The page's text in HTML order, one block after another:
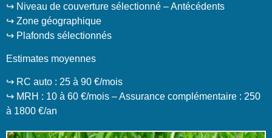
↪️ Niveau de couverture sélectionné – Antécédents
↪️ Zone géographique
↪️ Plafonds sélectionnés
Estimates moyennes
↪️ RC auto : 25 à 90 €/mois
↪️ MRH : 10 à 60 €/mois – Assurance complémentaire : 250
à 1800 €/an